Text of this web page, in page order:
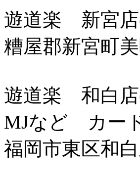
遊道楽 新宮店
糟屋郡新宮町
遊道楽 和白店
MJなど カー
福岡市東区和